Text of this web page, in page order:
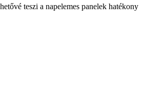
teszi a napelemes panelek hatékony